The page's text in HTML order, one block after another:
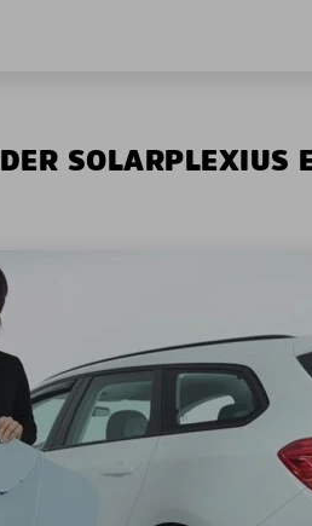
DER SOLARPLEXIUS